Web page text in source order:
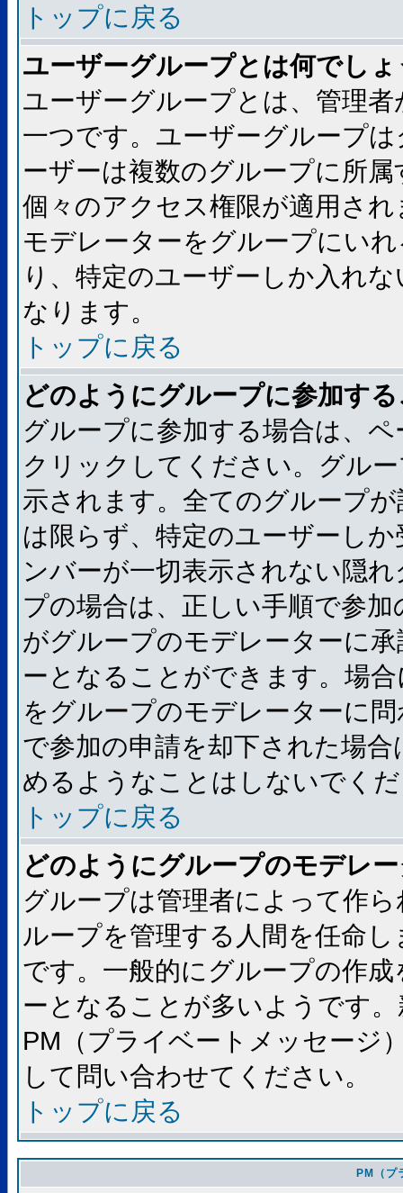
トップに戻る
ユーザーグループとは何でし
ユーザーグループとは、管理
一つです。ユーザーグループ
ーザーは複数のグループに所
個々のアクセス権限が適用さ
モデレーターをグループにい
り、特定のユーザーしか入れ
なります。
トップに戻る
どのようにグループに参加す
グループに参加する場合は、
クリックしてください。グル
示されます。全てのグループ
は限らず、特定のユーザーし
ンバーが一切表示されない隠
プの場合は、正しい手順で参
がグループのモデレーターに
ーとなることができます。場
をグループのモデレーターに
で参加の申請を却下された場
めるようなことはしないでく
トップに戻る
どのようにグループのモデレ
グループは管理者によって作
ループを管理する人間を任命
です。一般的にグループの作
ーとなることが多いようです
PM（プライベートメッセージ
して問い合わせてください。
トップに戻る
PM（プ